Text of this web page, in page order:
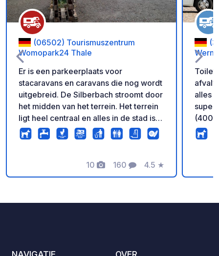
(06502) Tourismuszentrum
Womopark24 Thale
Er is een parkeerplaats voor
stacaravans en caravans die nog wordt
uitgebreid. De Silberbach stroomt door
het midden van het terrein. Het terrein
ligt heel centraal en alles in de stad is
makkelijk te bereiken. Het openbaar
vervoer stopt direct voor het plein en u
Quedlinburg, Wernigerode en
Halberstadt, waarvoor u
10
Foto's
160
Commentaren
4.5
Beoordeling
★
alles
(400